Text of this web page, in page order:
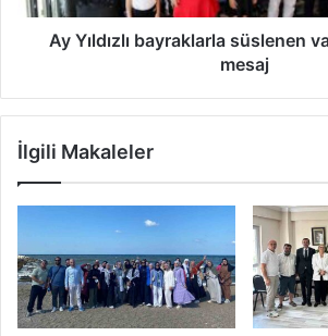
Ay Yıldızlı bayraklarla süslenen
mesaj
İlgili Makaleler